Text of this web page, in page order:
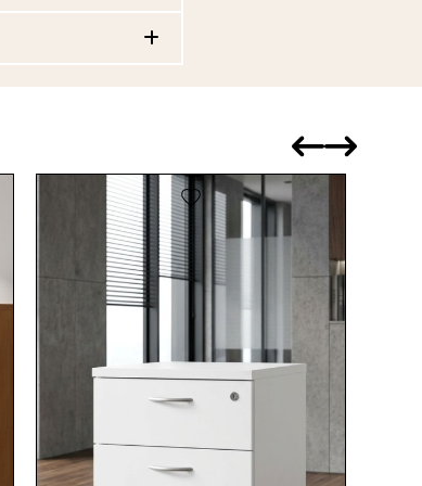
favorite